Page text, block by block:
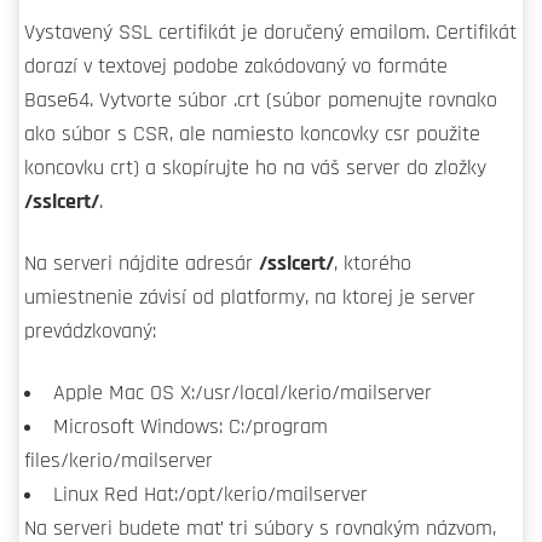
Vystavený SSL certifikát je doručený emailom. Certifikát
dorazí v textovej podobe zakódovaný vo formáte
Base64. Vytvorte súbor .crt (súbor pomenujte rovnako
ako súbor s CSR, ale namiesto koncovky csr použite
koncovku crt) a skopírujte ho na váš server do zložky
/sslcert/.
Na serveri nájdite adresár /sslcert/, ktorého
umiestnenie závisí od platformy, na ktorej je server
prevádzkovaný:
Apple Mac OS X:/usr/local/kerio/mailserver
Microsoft Windows: C:/program
files/kerio/mailserver
Linux Red Hat:/opt/kerio/mailserver
Na serveri budete mať tri súbory s rovnakým názvom,